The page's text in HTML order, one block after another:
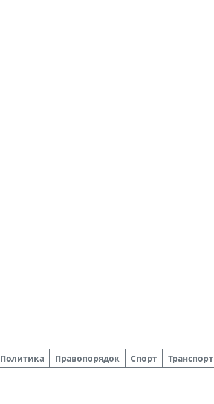
Политика Правопорядок Спорт Транспорт